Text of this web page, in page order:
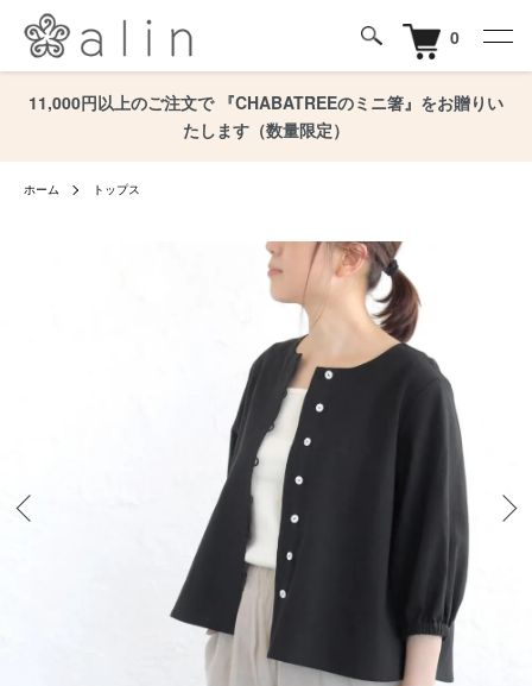
0
11,000円以上のご注文で 『CHABATREEのミニ箸』をお贈りい
たします（数量限定）
ホーム トップス